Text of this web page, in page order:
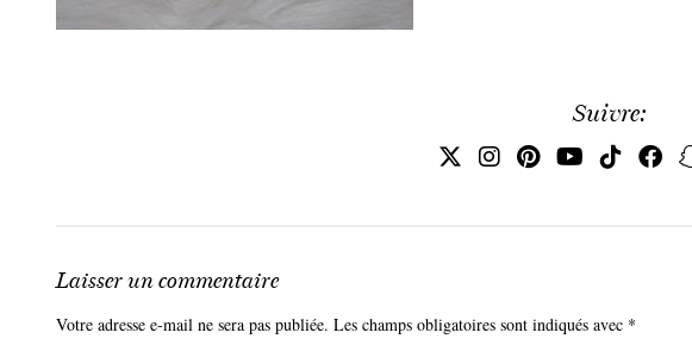
Suivre:
Laisser un commentaire
Votre adresse e-mail ne sera pas publiée. Les champs obligatoires sont indiqués avec *